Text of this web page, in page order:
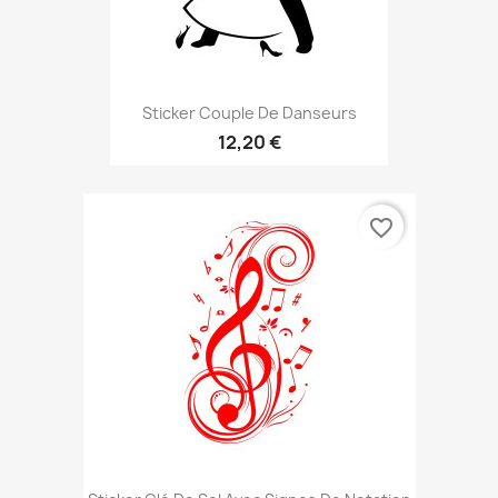
Sticker Couple De Danseurs
12,20 €
favorite_border